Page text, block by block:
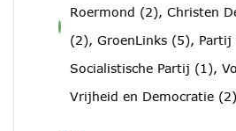
voor
Roermond (2), Christen
(2), GroenLinks (5),
Socialistische Partij (1),
Vrijheid en Democratie (2)